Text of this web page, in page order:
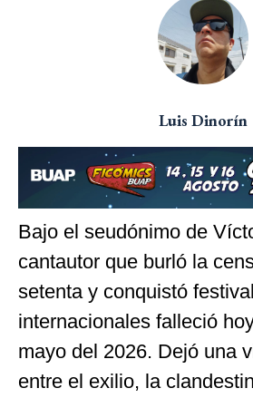
Luis Dinorín
Bajo el seudónimo de
cantautor que burló la
setenta y conquistó
internacionales falleció
mayo del 2026. Dejó una
entre el exilio, la